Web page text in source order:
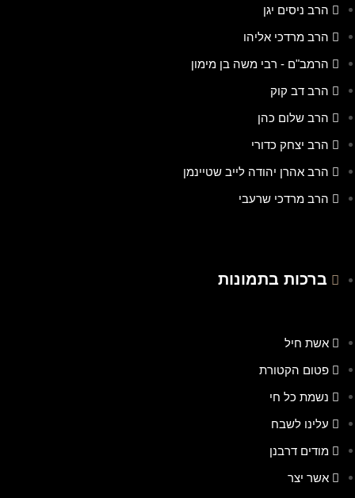
הרב ניסים יגן
הרב מרדכי אליהו
הרמב"ם - רבי משה בן מימון
הרב דב קוק
הרב שלום כהן
הרב יצחק כדורי
הרב אהרן יהודה לייב שטיינמן
הרב מרדכי שרעבי
ברכות בתמונות
אשת חיל
פטום הקטורת
נשמת כל חי
עלינו לשבח
מודים דרבנן
אשר יצר